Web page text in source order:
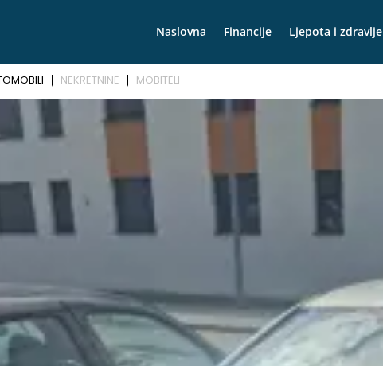
Naslovna Financije Ljepota i zdravlje